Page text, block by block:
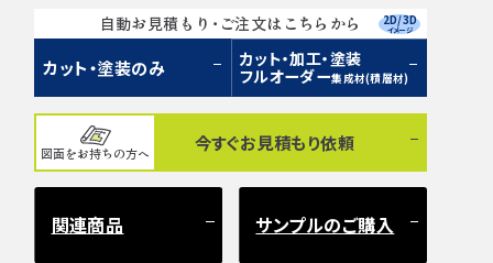
自動お見積もり・ご注文はこちらから
カット・塗装のみ
カット・加工・塗装
フルオーダー集成材(積層材)
2D/3D
イメージ
図面をお持ちの方へ 今すぐお見積もり依頼
関連商品 サンプルのご購入